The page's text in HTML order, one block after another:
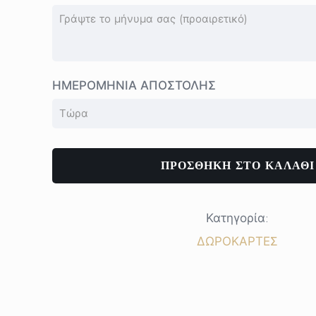
ΗΜΕΡΟΜΗΝΙΑ ΑΠΟΣΤΟΛΗΣ
ΠΡΟΣΘΗΚΗ ΣΤΟ ΚΑΛΑΘΙ
Κατηγορία:
ΔΩΡΟΚΑΡΤΕΣ